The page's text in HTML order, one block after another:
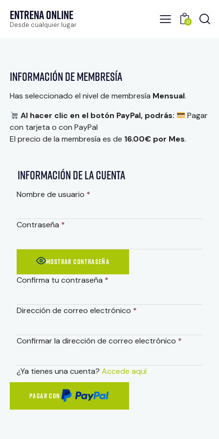
Entrena Online
Desde cualquier lugar 0
Información de membresía
Has seleccionado el nivel de membresía Mensual.
Al hacer clic en el botón PayPal, podrás:
Pagar
con tarjeta o con PayPal
El precio de la membresía es de 16.00€ por Mes.
Información de la cuenta
Nombre de usuario *
Contraseña *
MOSTRAR CONTRASEÑA
Confirma tu contraseña *
Dirección de correo electrónico *
Confirmar la dirección de correo electrónico *
¿Ya tienes una cuenta? Accede aquí
PAGAR CON